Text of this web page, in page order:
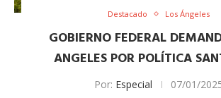
Destacado Los Ángeles
GOBIERNO FEDERAL
ANGELES POR POLÍTICA
Por: Especial 07/01/